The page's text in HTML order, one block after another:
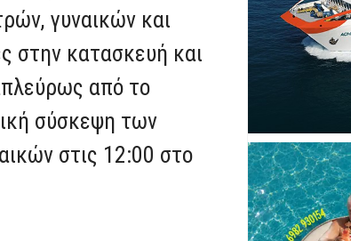
γυναικών και
στην κατασκευή και
από το
σύσκεψη των
στις 12:00 στο